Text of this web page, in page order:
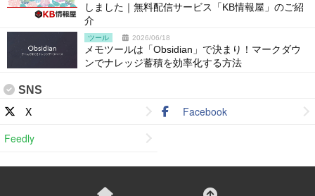
しました｜無料配信サービス「KB情報屋」のご紹
介
ツール 2026/06/18
メモツールは「Obsidian」で決まり！マークダウ
ンでナレッジ蓄積を効率化する方法
SNS
X
Facebook
Feedly